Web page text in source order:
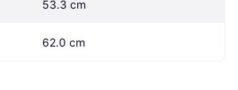
53.3 cm
62.0 cm